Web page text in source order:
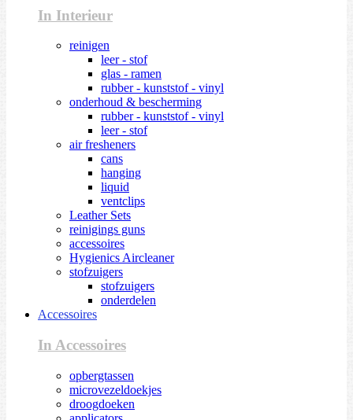
In Interieur
reinigen
leer - stof
glas - ramen
rubber - kunststof - vinyl
onderhoud & bescherming
rubber - kunststof - vinyl
leer - stof
air fresheners
cans
hanging
liquid
ventclips
Leather Sets
reinigings guns
accessoires
Hygienics Aircleaner
stofzuigers
stofzuigers
onderdelen
Accessoires
In Accessoires
opbergtassen
microvezeldoekjes
droogdoeken